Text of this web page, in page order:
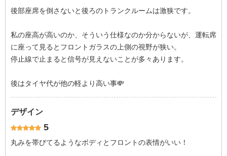
後部座席を倒さないと後ろのトランクルームは激狭です。
私の座高が高いのか、そういう仕様なのか分からないが、運転席
に座って見るとフロントガラスの上側の視野が狭い。
停止線で止まると信号が見えないことが多々あります。
後はタイヤ代が他の軽より高い事💸
デザイン
5
丸みを帯びてるようなボディとフロントの表情がいい！